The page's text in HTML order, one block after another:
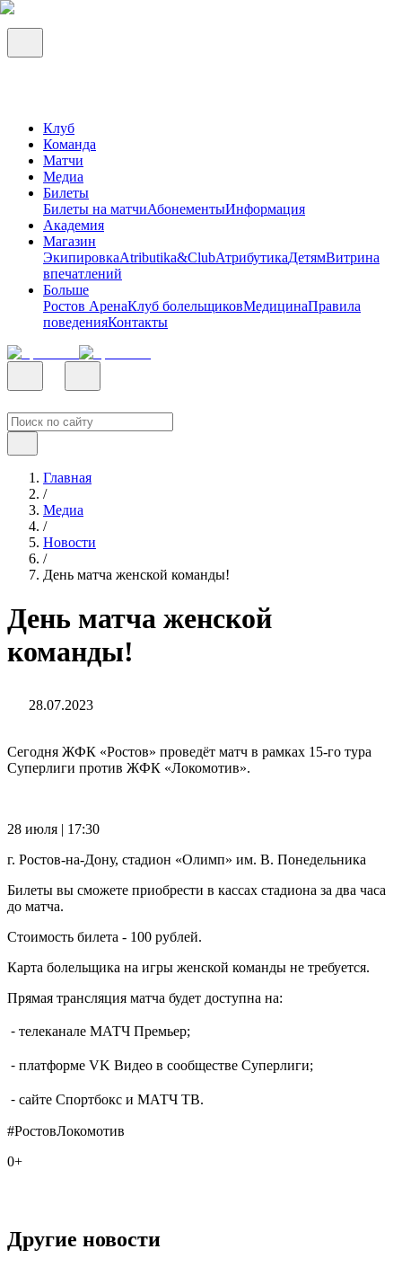
Клуб
Команда
Матчи
Медиа
Билеты
Билеты на матчиАбонементыИнформация
Академия
Магазин
ЭкипировкаAtributika&ClubАтрибутикаДетямВитрина
впечатлений
Больше
Ростов АренаКлуб болельщиковМедицинаПравила
поведенияКонтакты
Главная
/
Медиа
/
Новости
/
День матча женской команды!
День матча женской
команды!
28.07.2023
Сегодня ЖФК «Ростов» проведёт матч в рамках 15-го тура
Суперлиги против ЖФК «Локомотив».
28 июля | 17:30
г. Ростов-на-Дону, стадион «Олимп» им. В. Понедельника
Билеты вы сможете приобрести в кассах стадиона за два часа
до матча.
Стоимость билета - 100 рублей.
Карта болельщика на игры женской команды не требуется.
Прямая трансляция матча будет доступна на:
⁃ телеканале МАТЧ Премьер;
⁃ платформе VK Видео в сообществе Суперлиги;
⁃ сайте Спортбокс и МАТЧ ТВ.
#РостовЛокомотив
0+
Другие новости